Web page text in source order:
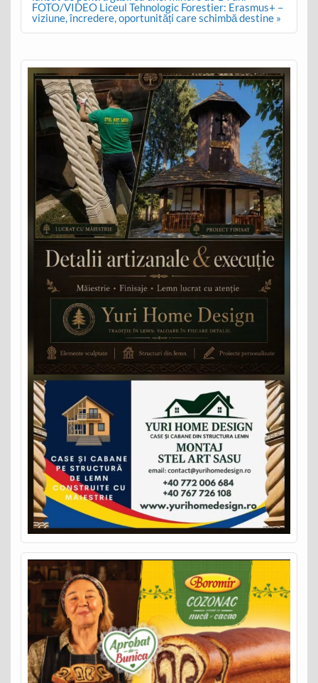
FOTO/VIDEO Liceul Tehnologic Forestier: Erasmus+ –
viziune, încredere, oportunități care schimbă destine »